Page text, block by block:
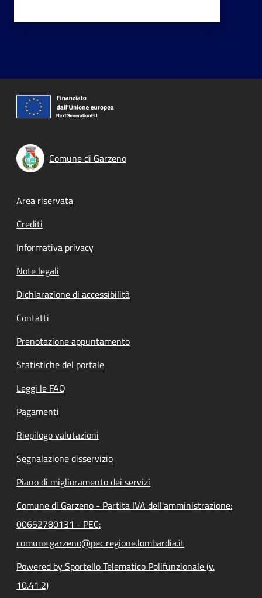
Comune di Garzeno
Footer menu
Area riservata
Crediti
Informativa privacy
Note legali
Dichiarazione di accessibilità
Contatti
Prenotazione appuntamento
Statistiche del portale
Leggi le FAQ
Pagamenti
Riepilogo valutazioni
Segnalazione disservizio
Piano di miglioramento dei servizi
Comune di Garzeno - Partita IVA dell'amministrazione:
00652780131 - PEC:
comune.garzeno@pec.regione.lombardia.it
Powered by Sportello Telematico Polifunzionale (v.
10.41.2)